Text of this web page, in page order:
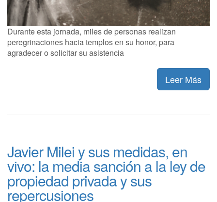
Durante esta jornada, miles de personas realizan
peregrinaciones hacia templos en su honor, para
agradecer o solicitar su asistencia
Leer Más
Javier Milei y sus medidas, en
vivo: la media sanción a la ley de
propiedad privada y sus
repercusiones